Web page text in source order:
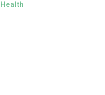
Health